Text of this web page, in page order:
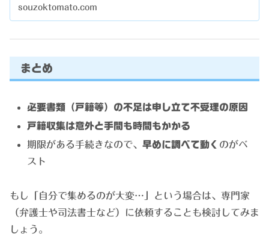
せん。特に、故人の戸籍謄本は複数...
souzoktomato.com
まとめ
必要書類（戸籍等）の不足は申し立て不受理の原因
戸籍収集は意外と手間も時間もかかる
期限がある手続きなので、早めに調べて動く のがベ
スト
もし「自分で集めるのが大変…」という場合は、専門家
（弁護士や司法書士など）に依頼することも検討してみま
しょう。